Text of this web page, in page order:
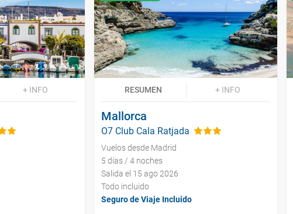
+ INFO RESUMEN + INFO
Mallorca
O7 Club Cala Ratjada
Vuelos desde Madrid
5 días / 4 noches
Salida el 15 ago 2026
Todo incluido
Seguro de Viaje Incluido